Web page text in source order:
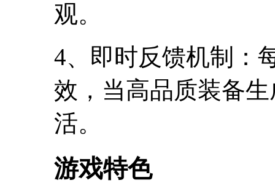
观。
4、即时反馈机制：
效，当高品质装备
活。
游戏特色